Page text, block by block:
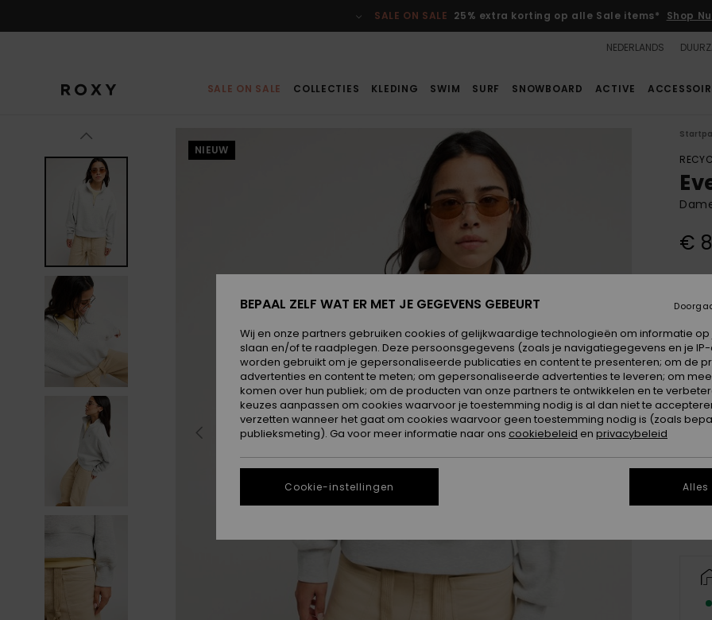
SALE ON SALE 25% extra korting op alle Sale items* Shop Nu
NEDERLANDS
SALE ON SALE COLLECTIES KLEDING SWIM SURF SNOWBOARD ACTIVE
NIEUW
€
XS
BEPAAL ZELF WAT ER MET JE GEGEVENS GEBEURT
Wij en onze partners gebruiken cookies of gelijkwaardige technologieën om informatie
slaan en/of te raadplegen. Deze persoonsgegevens (zoals je navigatiegegevens en je
worden gebruikt om je gepersonaliseerde publicaties en content te presenteren; om de
advertenties en content te meten; om gepersonaliseerde advertenties te leveren; om
komen over hun publiek; om de producten van onze partners te ontwikkelen en te
keuzes aanpassen om cookies waarvoor je toestemming nodig is al dan niet te
verzetten wanneer het gaat om cookies waarvoor geen toestemming nodig is (zoals
publieksmeting). Ga voor meer informatie naar ons cookiebeleid en privacybeleid
Cookie-instellingen Alles